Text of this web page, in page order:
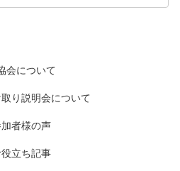
会について
り説明会について
者様の声
役立ち記事